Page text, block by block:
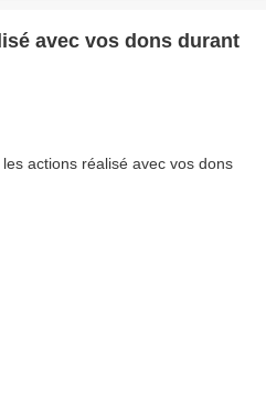
avec vos dons durant